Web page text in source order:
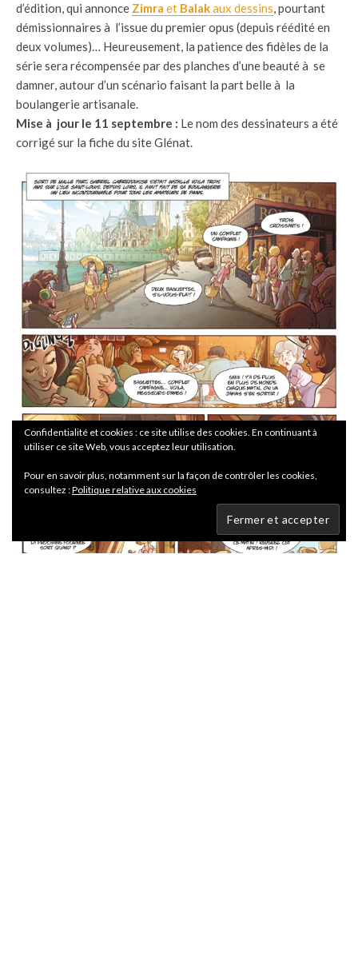
d’édition, qui annonce Zimra et Balakaux dessins, pourtant
démissionnaires à l’issue du premier opus (depuis réédité en
deux volumes)… Heureusement, la patience des fidèles de la
série sera récompensée par des planches d’une beauté à se
damner, autour d’un scénario faisant la part belle à la
boulangerie artisanale.
Mise à jour le 11 septembre : Le nom des dessinateurs a été
corrigé sur la fiche du site Glénat.
Confidentialité et cookies : ce site utilise des cookies. En continuant à
utiliser ce site Web, vous acceptez leur utilisation.
Pour en savoir plus, notamment sur la façon de contrôler les cookies,
consultez :Politique relative aux cookies